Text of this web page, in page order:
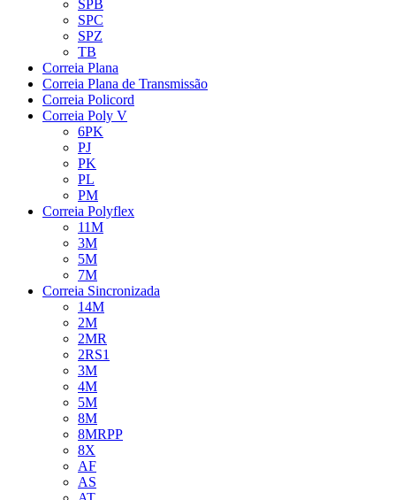
SPB
SPC
SPZ
TB
Correia Plana
Correia Plana de Transmissão
Correia Policord
Correia Poly V
6PK
PJ
PK
PL
PM
Correia Polyflex
11M
3M
5M
7M
Correia Sincronizada
14M
2M
2MR
2RS1
3M
4M
5M
8M
8MRPP
8X
AF
AS